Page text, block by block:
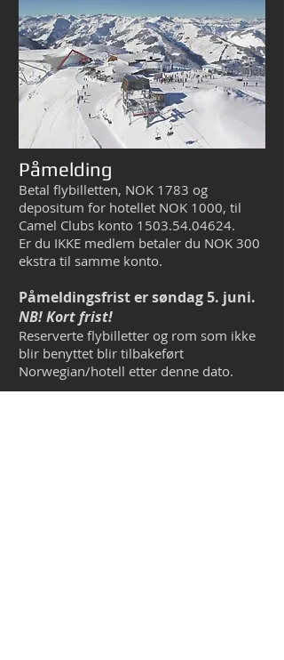
Påmelding
Betal flybilletten, NOK 1783 og
depositum for hotellet NOK 1000, til
Camel Clubs konto 1503.54.04624.
Er du IKKE medlem betaler du NOK 300
ekstra til samme konto.
Påmeldingsfrist er søndag 5. juni.
NB! Kort frist!
Reserverte flybilletter og rom som ikke
blir benyttet blir tilbakeført
Norwegian/hotell etter denne dato.